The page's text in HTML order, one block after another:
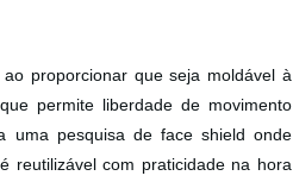
proporcionar que seja moldável à
permite liberdade de movimento
uma pesquisa de face shield onde
reutilizável com praticidade na hora